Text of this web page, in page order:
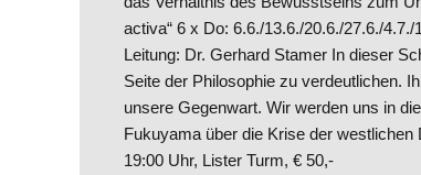
activa“ 6 x Do: 6.6./13.6./20.6./27.6./
Leitung: Dr. Gerhard Stamer In dieser
Seite der Philosophie zu verdeutlichen.
unsere Gegenwart. Wir werden uns in
Fukuyama über die Krise der westlichen
19:00 Uhr, Lister Turm, € 50,-